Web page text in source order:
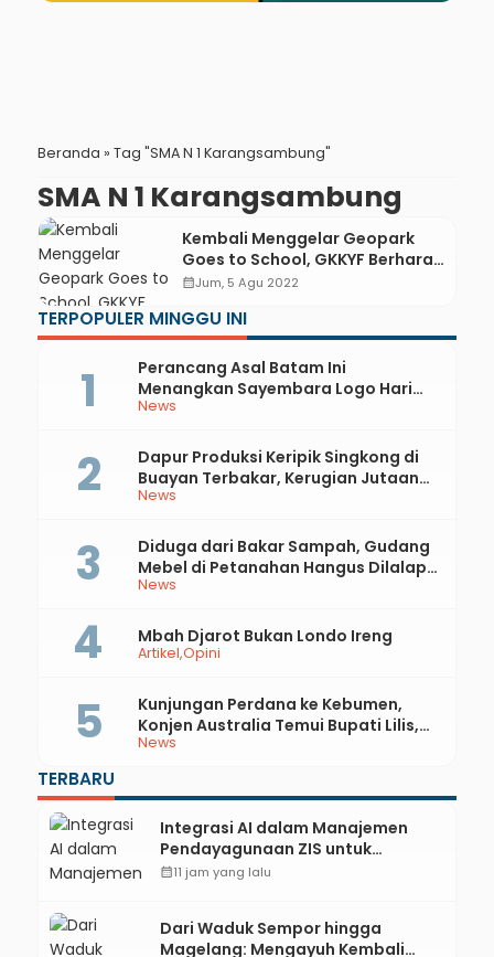
Beranda » Tag "SMA N 1 Karangsambung"
SMA N 1 Karangsambung
Kembali Menggelar Geopark
Goes to School, GKKYF Berharap
Gen Z Ikut Berperan Aktif Dalam
calendar_monthJum, 5 Agu 2022
TERPOPULER MINGGU INI
News
Perancang Asal Batam Ini
Menangkan Sayembara Logo Hari
Jadi ke-397 Kabupaten Kebumen
News
Dapur Produksi Keripik Singkong di
Buayan Terbakar, Kerugian Jutaan
Rupiah
News
Diduga dari Bakar Sampah, Gudang
Mebel di Petanahan Hangus Dilalap
Api
Artikel Opini
Mbah Djarot Bukan Londo Ireng
News
Kunjungan Perdana ke Kebumen,
Konjen Australia Temui Bupati Lilis,
Ini yang Dibahas
TERBARU
Integrasi AI dalam Manajemen
Pendayagunaan ZIS untuk
Mendukung Realisasi IKAL
calendar_month11 jam yang lalu
Dari Waduk Sempor hingga
Magelang: Mengayuh Kembali